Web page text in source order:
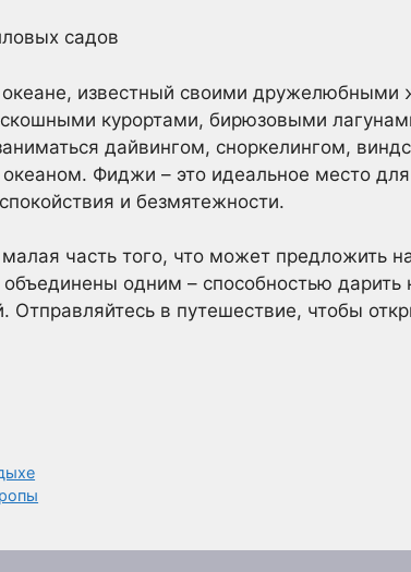
садов
известный своими
курортами, бирюзовыми
дайвингом, сноркелингом,
Фиджи – это идеальное место для
и безмятежности.
часть того, что может предложить
одним – способностью
в путешествие, чтобы